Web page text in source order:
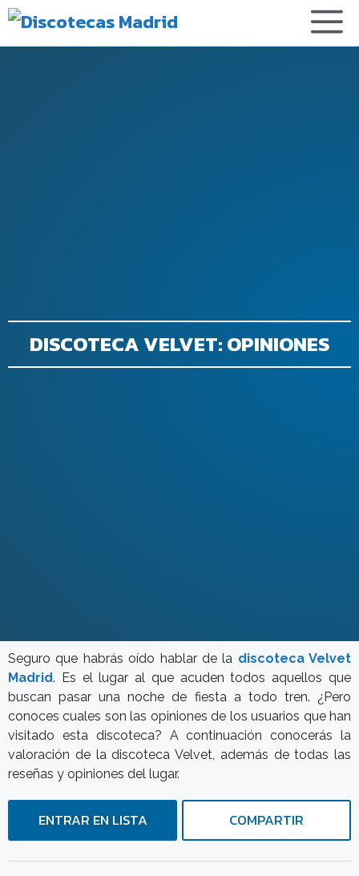
DISCOTECA VELVET: OPINIONES
Seguro que habrás oído hablar de la discoteca Velvet
Madrid. Es el lugar al que acuden todos aquellos que
buscan pasar una noche de fiesta a todo tren. ¿Pero
conoces cuales son las opiniones de los usuarios que han
visitado esta discoteca? A continuación conocerás la
valoración de la discoteca Velvet, además de todas las
reseñas y opiniones del lugar.
ENTRAR EN LISTA COMPARTIR